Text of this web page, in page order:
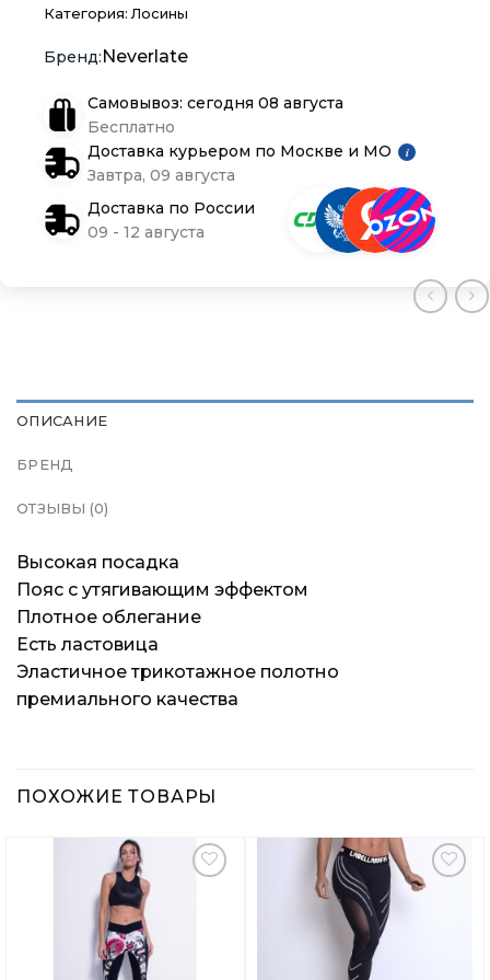
Категория:Лосины
Neverlate
Самовывоз: сегодня 08 августа
Бесплатно
Доставка курьером по Москве и МО
i
Завтра, 09 августа
Доставка по России
09 - 12 августа
ОПИСАНИЕ
БРЕНД
ОТЗЫВЫ (0)
Высокая посадка
Пояс с утягивающим эффектом
Плотное облегание
Есть ластовица
Эластичное трикотажное полотно
премиального качества
ПОХОЖИЕ ТОВАРЫ
Блог
Блог
Блог